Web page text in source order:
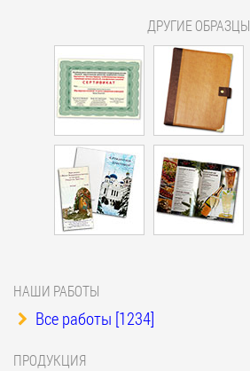
ДРУГИЕ ОБРАЗЦЫ
НАШИ РАБОТЫ
Все работы [1234]
ПРОДУКЦИЯ